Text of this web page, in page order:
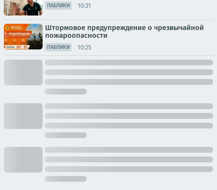
ПАБЛИКИ 10:31
Штормовое предупреждение о чрезвычайной
пожароопасности
ПАБЛИКИ 10:25